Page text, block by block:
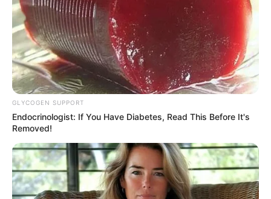
Τουλάχιστον ορισμένοι από τους ισχυρισμούς του Τραμπ
σχετικά με την άδικη μεταχείριση των μέσων
ενημέρωσης φαίνονται βάσιμοι. Πρόσφατα
που εκφώνησε στις 6 Ιανουαρίου 2020, με τρόπο που
δημιούργησε την εντύπωση ότι είχε δώσει εντολή στους
διαδηλωτές να εισβάλουν στο Καπιτώλιο. Πιο
GLYCOGEN SUPPORT
Endocrinologist: If You Have Diabetes, Read This Before It's
Removed!